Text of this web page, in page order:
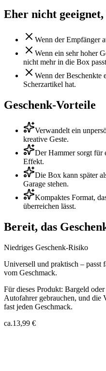
Eher nicht
Wenn der Empfänger
Wenn ein sehr hoher
nicht mehr in die Box
Wenn der Beschenkte
Scherzartikel hat.
Geschenk-Vorteile
Verwandelt ein
kreative Geste.
Der Hammer sorgt für
Effekt.
Die Box kann später
Garage stehen.
Kompaktes Format,
überreichen lässt.
Bereit, das
Niedriges Geschenk-Risiko
Universell und praktisch – passt
vom Geschmack.
Für dieses Produkt: Bargeld
Autofahrer gebrauchen, und die
fast jeden Geschmack.
ca.13,99 €